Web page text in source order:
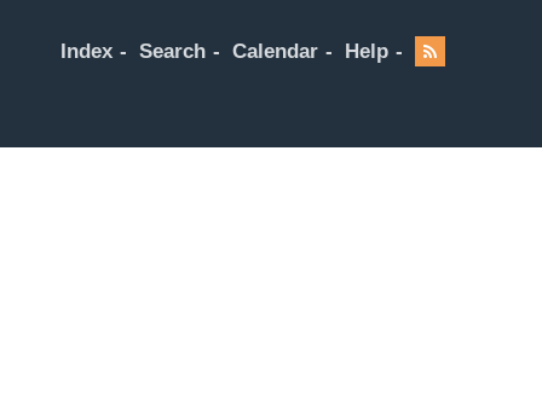
Index Search Calendar Help